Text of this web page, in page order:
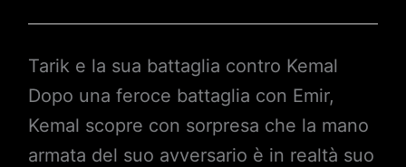
Tarik e la sua battaglia contro Kemal
Dopo una feroce battaglia con Emir,
Kemal scopre con sorpresa che la mano
armata del suo avversario è in realtà suo